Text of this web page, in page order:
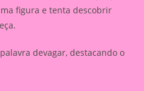
figura e tenta descobrir
devagar, destacando o